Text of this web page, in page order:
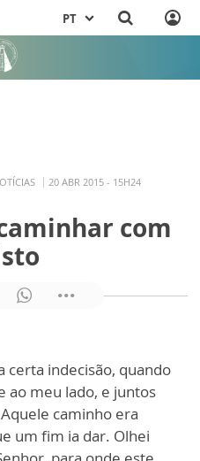
PT
20 ABR 2015 - 15H24
com
certa indecisão, quando
ao meu lado, e juntos
caminho era
um fim ia dar. Olhei